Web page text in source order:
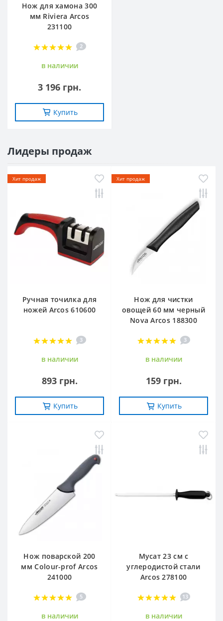
Нож для хамона 300
мм Riviera Arcos
231100
2
в наличии
3 196 грн.
Купить
Лидеры продаж
Хит продаж
Ручная точилка для
ножей Arcos 610600
3
в наличии
893 грн.
Купить
Хит продаж
Нож для чистки
овощей 60 мм черный
Nova Arcos 188300
3
в наличии
159 грн.
Купить
Нож поварской 200
мм Сolour-prof Arcos
241000
5
в наличии
Мусат 23 см с
углеродистой стали
Arcos 278100
13
в наличии